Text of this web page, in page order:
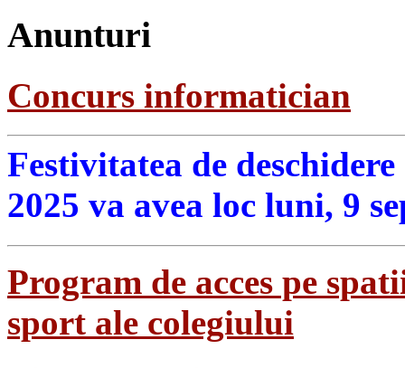
Anunturi
Concurs informatician
Festivitatea de
2025 va avea loc luni, 9
Program de acces pe
sport ale colegiului